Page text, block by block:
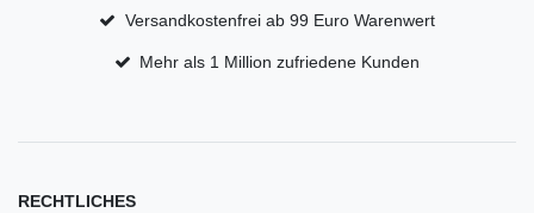
Versandkostenfrei ab 99 Euro Warenwert
Mehr als 1 Million zufriedene Kunden
RECHTLICHES